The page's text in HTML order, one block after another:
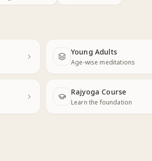
Young Adults
Age-wise meditations
Next
Rajyoga Course
Learn the foundation